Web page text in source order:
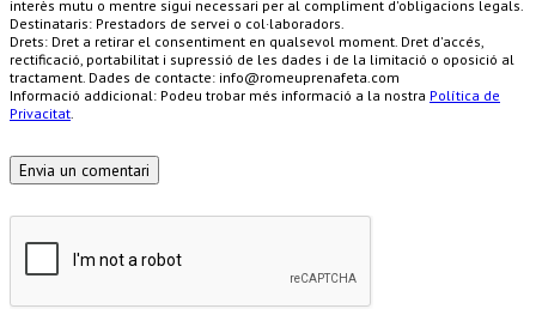
interès mutu o mentre sigui necessari per al compliment d'obligacions legals.
Destinataris: Prestadors de servei o col·laboradors.
Drets: Dret a retirar el consentiment en qualsevol moment. Dret d'accés,
rectificació, portabilitat i supressió de les dades i de la limitació o oposició al
tractament. Dades de contacte: info@romeuprenafeta.com
Informació addicional: Podeu trobar més informació a la nostra Política de
Privacitat.